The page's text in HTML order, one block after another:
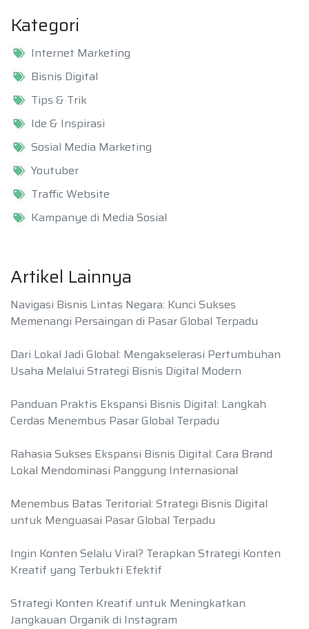
Kategori
Internet Marketing
Bisnis Digital
Tips & Trik
Ide & Inspirasi
Sosial Media Marketing
Youtuber
Traffic Website
Kampanye di Media Sosial
Artikel Lainnya
Navigasi Bisnis Lintas Negara: Kunci Sukses
Memenangi Persaingan di Pasar Global Terpadu
Dari Lokal Jadi Global: Mengakselerasi Pertumbuhan
Usaha Melalui Strategi Bisnis Digital Modern
Panduan Praktis Ekspansi Bisnis Digital: Langkah
Cerdas Menembus Pasar Global Terpadu
Rahasia Sukses Ekspansi Bisnis Digital: Cara Brand
Lokal Mendominasi Panggung Internasional
Menembus Batas Teritorial: Strategi Bisnis Digital
untuk Menguasai Pasar Global Terpadu
Ingin Konten Selalu Viral? Terapkan Strategi Konten
Kreatif yang Terbukti Efektif
Strategi Konten Kreatif untuk Meningkatkan
Jangkauan Organik di Instagram